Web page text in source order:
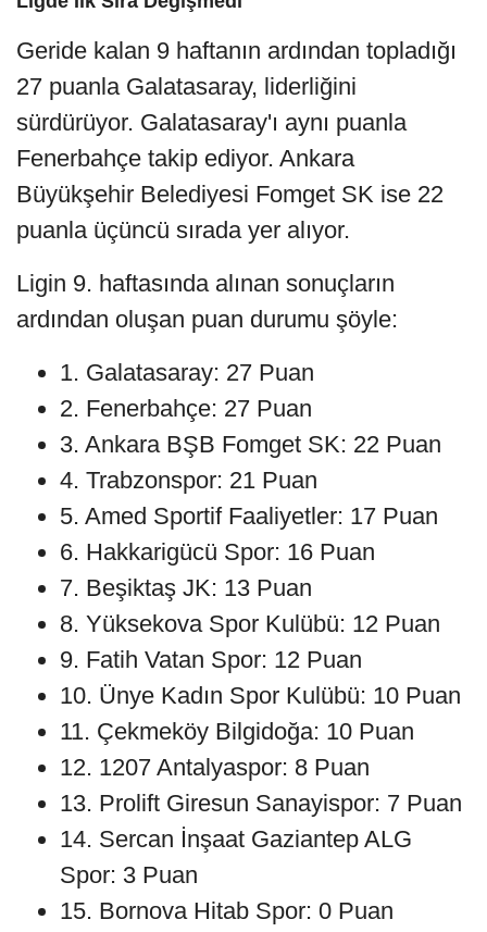
Geride kalan 9 haftanın ardından topladığı
27 puanla Galatasaray, liderliğini
sürdürüyor. Galatasaray'ı aynı puanla
Fenerbahçe takip ediyor. Ankara
Büyükşehir Belediyesi Fomget SK ise 22
puanla üçüncü sırada yer alıyor.
Ligin 9. haftasında alınan sonuçların
ardından oluşan puan durumu şöyle:
1. Galatasaray: 27 Puan
2. Fenerbahçe: 27 Puan
3. Ankara BŞB Fomget SK: 22 Puan
4. Trabzonspor: 21 Puan
5. Amed Sportif Faaliyetler: 17 Puan
6. Hakkarigücü Spor: 16 Puan
7. Beşiktaş JK: 13 Puan
8. Yüksekova Spor Kulübü: 12 Puan
9. Fatih Vatan Spor: 12 Puan
10. Ünye Kadın Spor Kulübü: 10 Puan
11. Çekmeköy Bilgidoğa: 10 Puan
12. 1207 Antalyaspor: 8 Puan
13. Prolift Giresun Sanayispor: 7 Puan
14. Sercan İnşaat Gaziantep ALG
Spor: 3 Puan
15. Bornova Hitab Spor: 0 Puan